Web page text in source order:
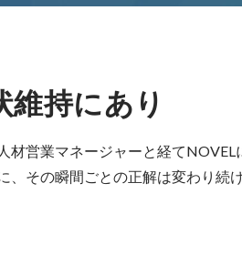
維持にあり
営業マネージャーと経てNOVEL
、その瞬間ごとの正解は変わり続け